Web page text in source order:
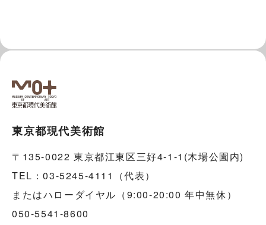
東京都現代美術館
〒135-0022 東京都江東区三好4-1-1(木場公園内)
TEL：03-5245-4111（代表）
またはハローダイヤル（9:00-20:00 年中無休）
050-5541-8600